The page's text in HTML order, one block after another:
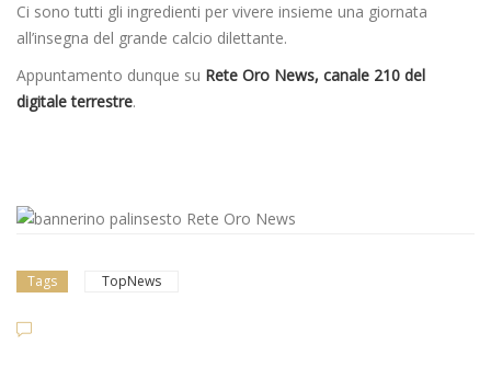
Ci sono tutti gli ingredienti per vivere insieme una giornata
all’insegna del grande calcio dilettante.
Appuntamento dunque su Rete Oro News, canale 210 del
digitale terrestre.
Tags TopNews